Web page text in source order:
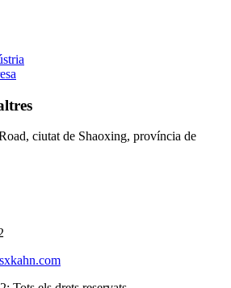
ciutat de Shaoxing, província de